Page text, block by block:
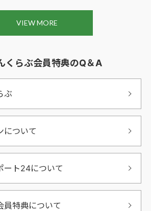
VIEW MORE
くらぶ会員特典のQ＆A
ぶ
について
ート24について
員特典について